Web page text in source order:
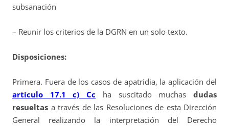
subsanación
– Reunir los criterios de la DGRN en un solo texto.
Disposiciones:
Primera. Fuera de los casos de apatridia, la aplicación del
artículo 17.1 c) Cc ha suscitado muchasdudas
resueltas a través de las Resoluciones de esta Dirección
General realizando la interpretación del Derecho